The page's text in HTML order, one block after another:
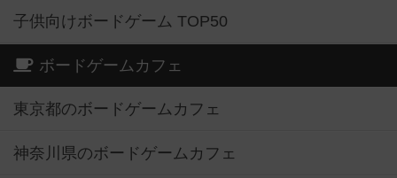
子供向けボードゲーム TOP50
ボードゲームカフェ
東京都のボードゲームカフェ
神奈川県のボードゲームカフェ